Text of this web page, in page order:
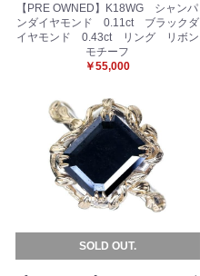
【PRE OWNED】K18WG シャンパ
ンダイヤモンド 0.11ct ブラックダ
イヤモンド 0.43ct リング リボン
モチーフ
￥55,000
SOLD OUT.